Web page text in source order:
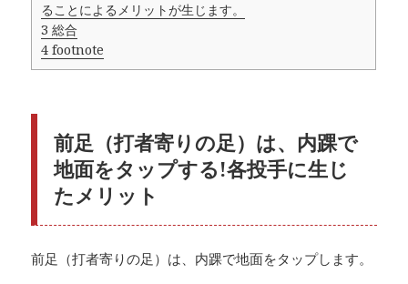
ることによるメリットが生じます。
3 総合
4 footnote
前足（打者寄りの足）は、内踝で
地面をタップする!各投手に生じ
たメリット
前足（打者寄りの足）は、内踝で地面をタップします。